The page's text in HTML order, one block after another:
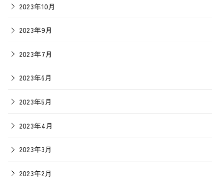
2023年10月
2023年9月
2023年7月
2023年6月
2023年5月
2023年4月
2023年3月
2023年2月